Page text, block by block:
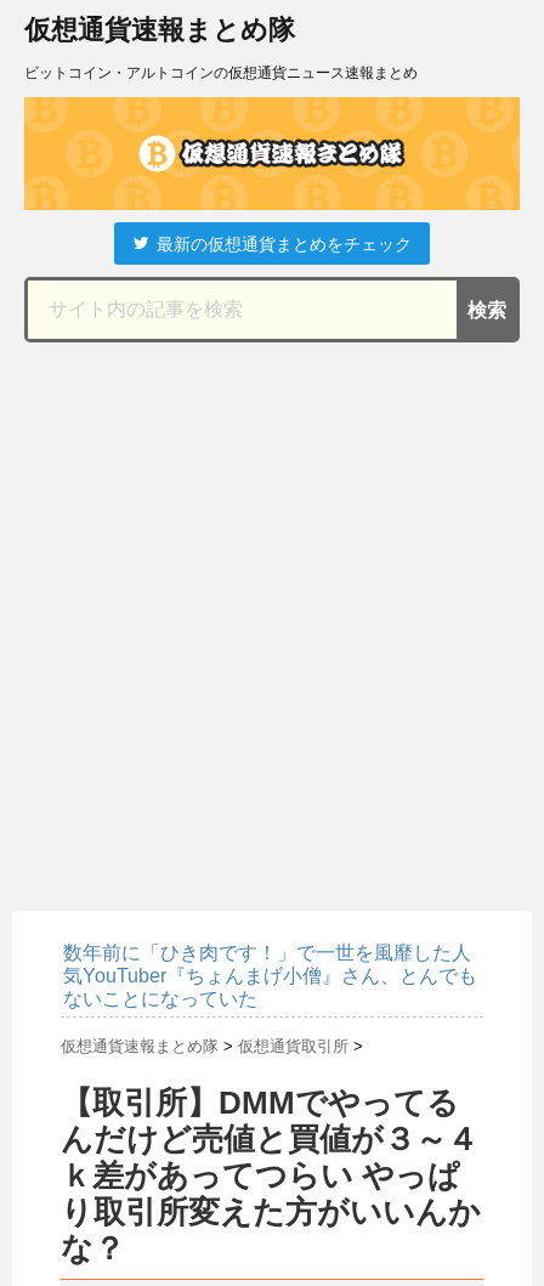
仮想通貨速報まとめ隊
ビットコイン・アルトコインの仮想通貨ニュース速報まとめ
最新の仮想通貨まとめをチェック
数年前に「ひき肉です！」で一世を風靡した人
気YouTuber『ちょんまげ小僧』さん、とんでも
ないことになっていた
仮想通貨速報まとめ隊 > 仮想通貨取引所 >
【取引所】DMMでやってる
んだけど売値と買値が３～４
ｋ差があってつらい やっぱ
り取引所変えた方がいいんか
な？